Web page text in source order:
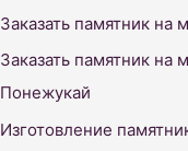
f
o
r
:
Заказать памятник на
Заказать памятник на
Понежукай
Изготовление